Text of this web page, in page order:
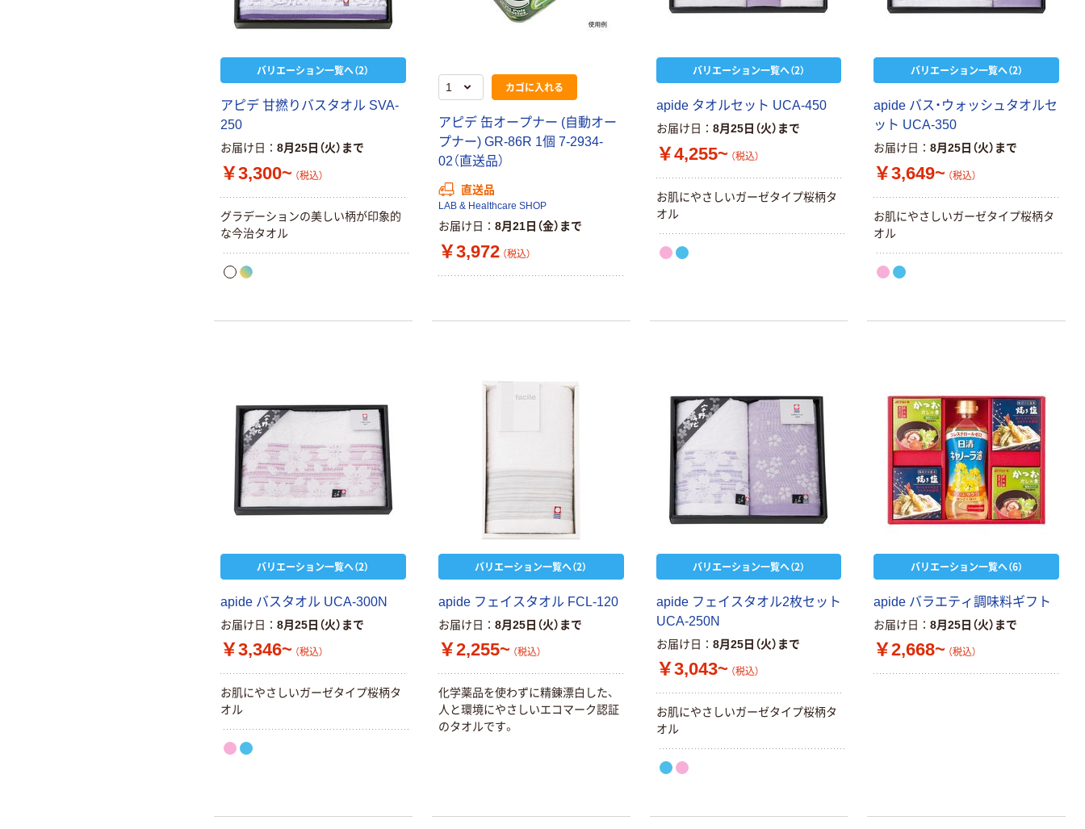
バリエーション一覧へ（2）
アピデ 甘撚りバスタオル SVA-
250
お届け日 8月25日（火）まで
￥3,300~ （税込）
グラデーションの美しい柄が印象的
な今治タオル
カゴに入れる
アピデ 缶オープナー (自動オー
プナー) GR-86R 1個 7-2934-
02（直送品）
直送品
LAB & Healthcare SHOP
お届け日 8月21日（金）まで
￥3,972 （税込）
バリエーション一覧へ（2）
apide タオルセット UCA-450
お届け日 8月25日（火）まで
￥4,255~ （税込）
お肌にやさしいガーゼタイプ桜柄タ
オル
バリエーション一覧へ（2）
apide バス・ウォッシュタオルセ
ット UCA-350
お届け日 8月25日（火）まで
￥3,649~ （税込）
お肌にやさしいガーゼタイプ桜柄タ
オル
バリエーション一覧へ（2）
apide バスタオル UCA-300N
お届け日 8月25日（火）まで
￥3,346~ （税込）
お肌にやさしいガーゼタイプ桜柄タ
オル
バリエーション一覧へ（2）
apide フェイスタオル FCL-120
お届け日 8月25日（火）まで
￥2,255~ （税込）
化学薬品を使わずに精錬漂白した、
人と環境にやさしいエコマーク認証
のタオルです。
バリエーション一覧へ（2）
apide フェイスタオル2枚セット
UCA-250N
お届け日 8月25日（火）まで
￥3,043~ （税込）
お肌にやさしいガーゼタイプ桜柄タ
オル
バリエーション一覧へ（6）
apide バラエティ調味料ギフト
お届け日 8月25日（火）まで
￥2,668~ （税込）